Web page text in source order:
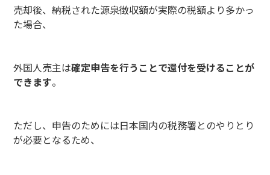
売却後、納税された源泉徴収額が実際の税額より多かっ
た場合、
外国人売主は確定申告を行うことで還付を受けることが
できます。
ただし、申告のためには日本国内の税務署とのやりとり
が必要となるため、